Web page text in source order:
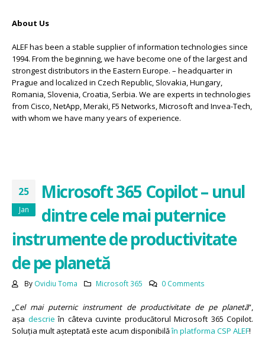
25
Jan
Microsoft 365 Copilot – unul
dintre cele mai puternice
instrumente de productivitate
de pe planetă
By Ovidiu Toma Microsoft 365 0 Comments
„Cel mai puternic instrument de productivitate de pe planetă”,
așa descrie în câteva cuvinte producătorul Microsoft 365 Copilot.
Soluția mult așteptată este acum disponibilăîn platforma CSP ALEF!
About Us
ALEF has been a stable supplier of information technologies since
1994. From the beginning, we have become one of the largest and
strongest distributors in the Eastern Europe. – headquarter in
Prague and localized in Czech Republic, Slovakia, Hungary,
Romania, Slovenia, Croatia, Serbia. We are experts in technologies
from Cisco, NetApp, Meraki, F5 Networks, Microsoft and Invea-Tech,
with whom we have many years of experience.